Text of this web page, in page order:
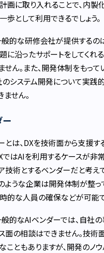
画に取り入れることで、内製
歩として利用できるでしょう。
般的な研修会社が提供するの
に沿ったサポートをしてくれ
せん。また、開発体制をもっ
のシステム開発について実践
せん。
ー
とは、DXを技術面から支援
ではAIを利用するケースが非
技術とするベンダーだと考え
のような企業は開発体制が整
的な人員の確保などが可能で
般的なAIベンダーでは、自社
面の相談はできません。技術
こともありますが、開発のノ